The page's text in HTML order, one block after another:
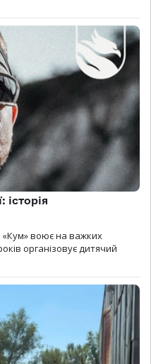
історія
воює на важких
організовує дитячий